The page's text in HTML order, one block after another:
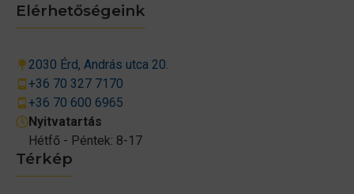
Térkép
Elérhetőségeink
2030 Érd, András utca 20.
+36 70 327 7170
+36 70 600 6965
Nyitvatartás
Hétfő - Péntek: 8-17